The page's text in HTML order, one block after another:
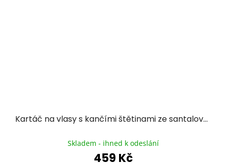
Kartáč na vlasy s kančími štětinami ze santalového dřeva PAN HŘEBEN - bez kuliček
hodnocení
produktu
je
Skladem - ihned k odeslání
459 Kč